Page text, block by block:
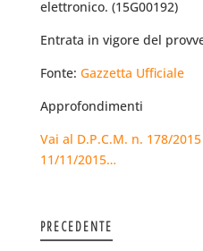
elettronico. (15G00192)
Entrata in vigore del
Fonte: Gazzetta Ufficiale
Approfondimenti
Vai al D.P.C.M. n. 178/
11/11/2015…
PRECEDENTE